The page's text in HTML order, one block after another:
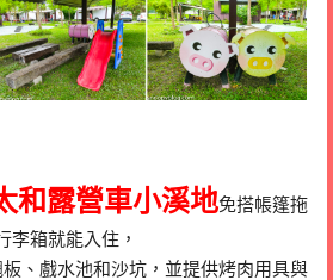
和露營車小溪地免搭帳篷拖
李箱就能入住，
、戲水池和沙坑，並提供烤肉用具與